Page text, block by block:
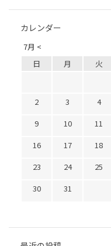
カレンダー
7月 <
日 月 火
2
3 4
9
10 11
16
17 18
23
24 25
30
31